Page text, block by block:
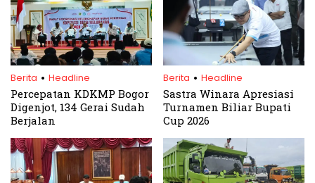
Berita . Headline
Percepatan KDKMP Bogor
Digenjot, 134 Gerai Sudah
Berjalan
Berita . Headline
Sastra Winara Apresiasi
Turnamen Biliar Bupati
Cup 2026